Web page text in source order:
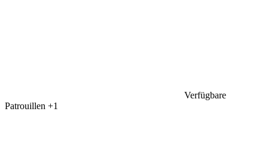
Verfügbare
Patrouillen +1